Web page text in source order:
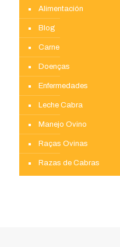
Alimentación
Blog
Carne
Doenças
Enfermedades
Leche Cabra
Manejo Ovino
Raças Ovinas
Razas de Cabras